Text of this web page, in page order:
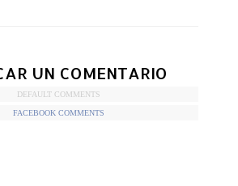
UN COMENTARIO
DEFAULT COMMENTS
FACEBOOK COMMENTS